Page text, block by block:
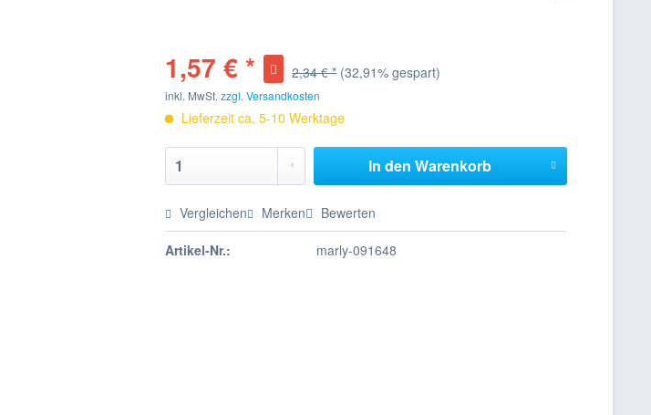
1,57 € * 2,34 € * (32,91% gespart)
inkl. MwSt.zzgl. Versandkosten
Lieferzeit ca. 5-10 Werktage
In den Warenkorb
Vergleichen Merken Bewerten
Artikel-Nr.: marly-091648